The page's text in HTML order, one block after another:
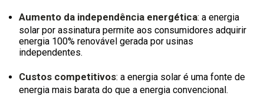
Aumento da independência energética: a energia
solar por assinatura permite aos consumidores adquirir
energia 100% renovável gerada por usinas
independentes.
Custos competitivos: a energia solar é uma fonte de
energia mais barata do que a energia convencional.